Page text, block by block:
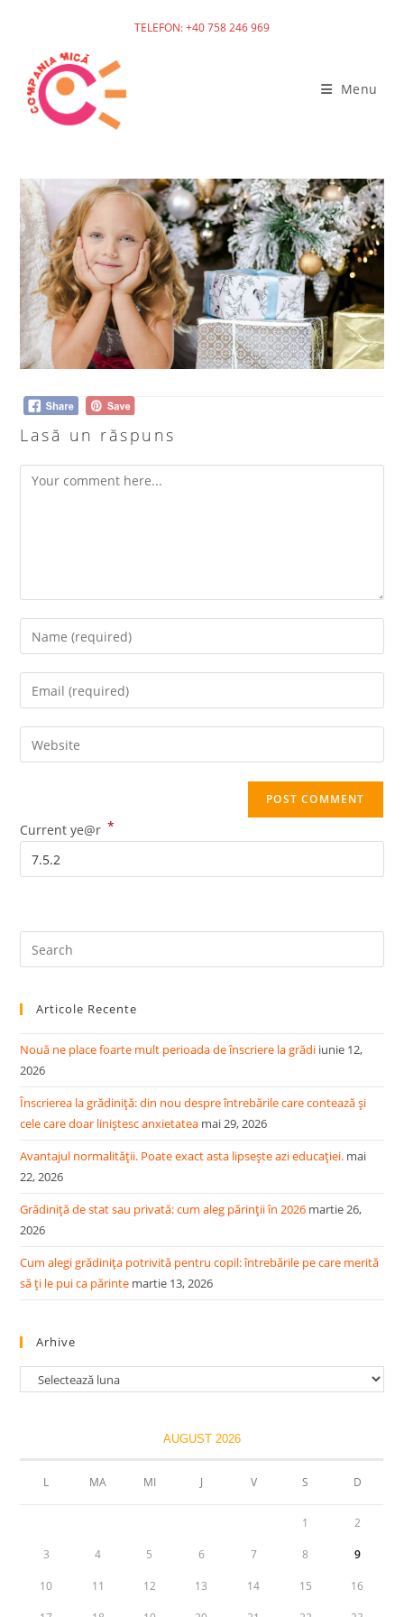
content
TELEFON: +40 758 246 969
Menu
Lasă un răspuns
Comment
Enter
your
name
comment
Enter
your
email
address
Enter
your
(optional)
Current ye@r *
Articole Recente
Nouă ne place foarte mult perioada de înscriere la grădi iunie 12,
2026
Înscrierea la grădiniță: din nou despre întrebările care contează și
cele care doar liniștesc anxietatea mai 29, 2026
Avantajul normalității. Poate exact asta lipsește azi educației. mai
22, 2026
Grădiniță de stat sau privată: cum aleg părinții în 2026 martie 26,
2026
Cum alegi grădinița potrivită pentru copil: întrebările pe care merită
să ți le pui ca părinte martie 13, 2026
Arhive
Arhive
AUGUST 2026
L MA MI J V S D
1 2
3 4 5 6 7 8 9
10 11 12 13 14 15 16